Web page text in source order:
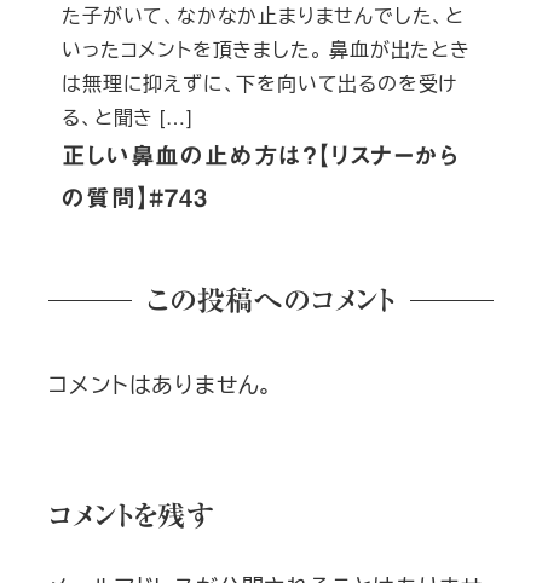
正しい鼻血の止め方は？【リスナーから
の質問】#743
た子がいて、なかなか止まりませんでした、と
いったコメントを頂きました。 鼻血が出たとき
は無理に抑えずに、下を向いて出るのを受け
る、と聞き […]
この投稿へのコメント
コメントはありません。
コメントを残す